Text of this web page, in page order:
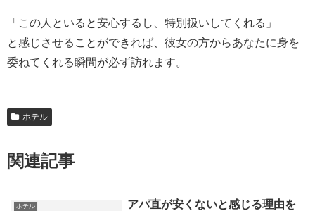
「この人といると安心するし、特別扱いしてくれる」
と感じさせることができれば、彼女の方からあなたに身を
委ねてくれる瞬間が必ず訪れます。
ホテル
関連記事
ホテル
アパ直が安くないと感じる理由を